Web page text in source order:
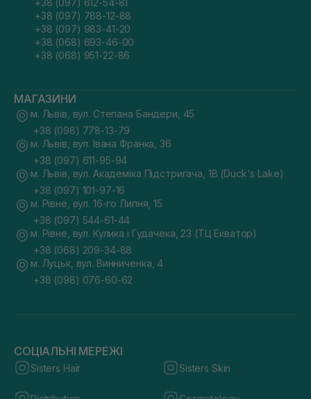
+38 (097) 612-54-81
+38 (097) 788-12-88
+38 (097) 983-41-20
+38 (068) 693-46-00
+38 (068) 951-22-86
МАГАЗИНИ
м. Львів, вул. Степана Бандери, 45
+38 (098) 778-13-79
м. Львів, вул. Івана Франка, 36
+38 (097) 611-95-94
м. Львів, вул. Академіка Підстригача, 1В (Duck's Lake)
+38 (097) 101-97-16
м. Рівне, вул. 16-го Липня, 15
+38 (097) 544-61-44
м. Рівне, вул. Кулика і Гудачека, 23 (ТЦ Екватор)
+38 (068) 209-34-88
м. Луцьк, вул. Винниченка, 4
+38 (098) 076-60-62
СОЦІАЛЬНІ МЕРЕЖІ
Sisters Hair Sisters Skin